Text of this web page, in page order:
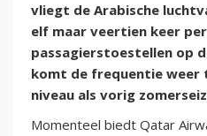
vliegt de Arabische
elf maar veertien keer
passagierstoestellen op
komt de frequentie weer
niveau als vorig
Momenteel biedt Qatar